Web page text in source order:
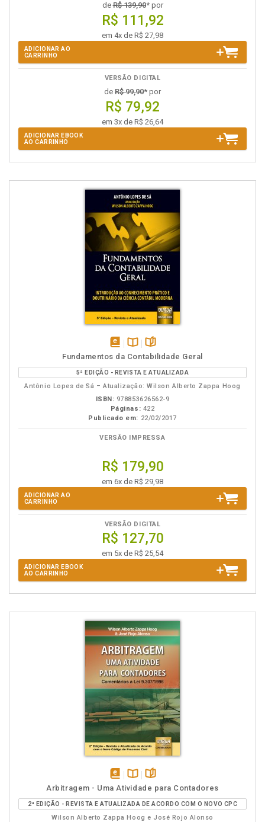
deR$ 139,90* por
R$ 111,92
em 4x de R$ 27,98
ADICIONAR AO
CARRINHO
VERSÃO DIGITAL
de R$ 99,90* por
R$ 79,92
em 3x de R$ 26,64
ADICIONAR EBOOK
AO CARRINHO
disponível
em
eBook
Disponível
na
B.V.
páginas
Fundamentos da Contabilidade Geral
5ª EDIÇÃO - REVISTA E ATUALIZADA
Antônio Lopes de Sá – Atualização: Wilson Alberto Zappa Hoog
ISBN: 978853626562-9
Páginas: 422
Publicado em: 22/02/2017
VERSÃO IMPRESSA
R$ 179,90
em 6x de R$ 29,98
ADICIONAR AO
CARRINHO
VERSÃO DIGITAL
R$ 127,70
em 5x de R$ 25,54
ADICIONAR EBOOK
AO CARRINHO
disponível
em
eBook
Disponível
na
B.V.
páginas
Arbitragem - Uma Atividade para Contadores
2ª EDIÇÃO - REVISTA E ATUALIZADA DE ACORDO COM O NOVO CPC
Wilson Alberto Zappa Hoog e José Rojo Alonso